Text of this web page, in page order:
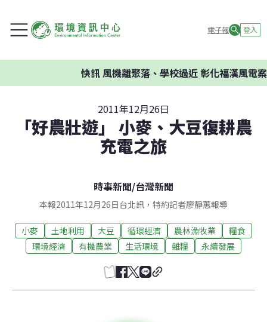
電子報 登入
快訊風機離聚落、學校過近 彰化福漢風電案環
2011年12月26日
「好農壯遊」 小麥、大豆復耕農
充電之旅
時事新聞/台灣新聞
本報2011年12月26日台北訊，特約記者廖靜蕙報導
小麥 土地利用 大豆 循環經濟 農林漁牧業
糧食
環境經濟
有機農業 生活環境 雜糧 永續發展